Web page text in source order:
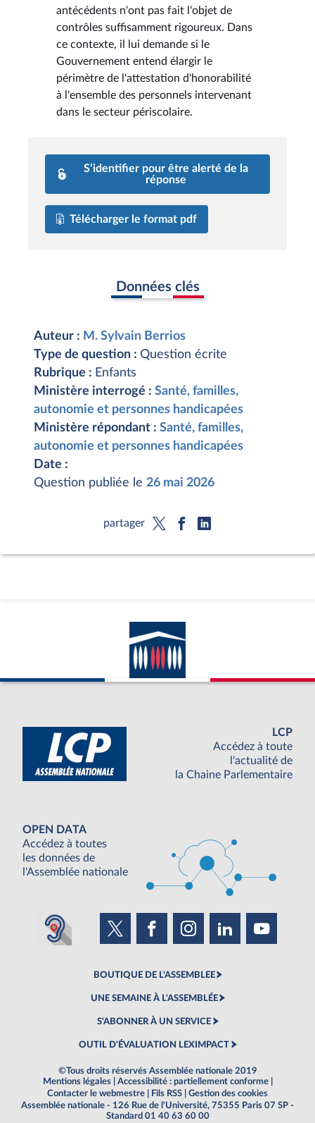
antécédents n'ont pas fait l'objet de
contrôles suffisamment rigoureux. Dans
ce contexte, il lui demande si le
Gouvernement entend élargir le
périmètre de l'attestation d'honorabilité
à l'ensemble des personnels intervenant
dans le secteur périscolaire.
S’identifier pour être alerté de la
réponse
Télécharger le format pdf
Données clés
Auteur : M. Sylvain Berrios
Type de question : Question écrite
Rubrique : Enfants
Ministère interrogé : Santé, familles,
autonomie et personnes handicapées
Ministère répondant : Santé, familles,
autonomie et personnes handicapées
Date :
Question publiée le 26 mai 2026
partager
LCP
Accédez à toute
l'actualité de
la Chaine Parlementaire
OPEN DATA
Accédez à toutes
les données de
l'Assemblée nationale
BOUTIQUE DE L'ASSEMBLEE
UNE SEMAINE À L'ASSEMBLÉE
S'ABONNER À UN SERVICE
OUTIL D'ÉVALUATION LEXIMPACT
©Tous droits réservés Assemblée nationale 2019
Mentions légales
Accessibilité : partiellement conforme
Contacter le webmestre
Fils RSS
Gestion des cookies
Assemblée nationale - 126 Rue de l'Université, 75355 Paris 07 SP -
Standard 01 40 63 60 00